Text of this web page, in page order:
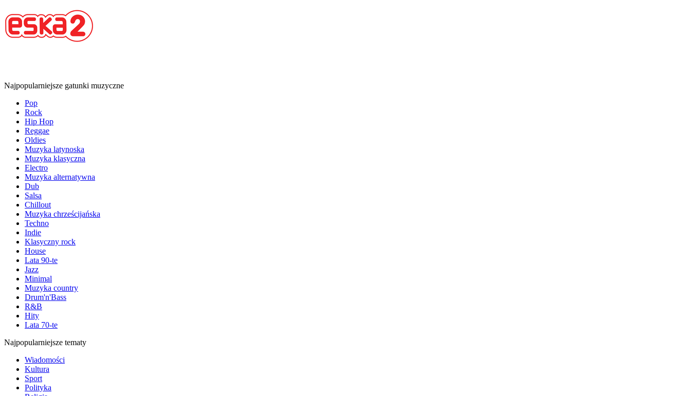
Najpopularniejsze gatunki muzyczne
Pop
Rock
Hip Hop
Reggae
Oldies
Muzyka latynoska
Muzyka klasyczna
Electro
Muzyka alternatywna
Dub
Salsa
Chillout
Muzyka chrześcijańska
Techno
Indie
Klasyczny rock
House
Lata 90-te
Jazz
Minimal
Muzyka country
Drum'n'Bass
R&B
Hity
Lata 70-te
Najpopularniejsze tematy
Wiadomości
Kultura
Sport
Polityka